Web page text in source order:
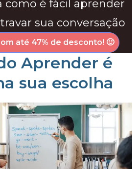
como é fácil aprender
sua conversação
até 47% de desconto! 🙂
Aprender é
sua escolha